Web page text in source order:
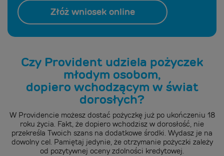
Złóż wniosek online
Czy Provident udziela pożyczek
młodym osobom,
dopiero wchodzącym w świat
dorosłych?
W Providencie możesz dostać pożyczkę już po ukończeniu 18
roku życia. Fakt, że dopiero wchodzisz w dorosłość, nie
przekreśla Twoich szans na dodatkowe środki. Wydasz je na
dowolny cel. Pamiętaj jedynie, że otrzymanie pożyczki zależy
od pozytywnej oceny zdolności kredytowej.